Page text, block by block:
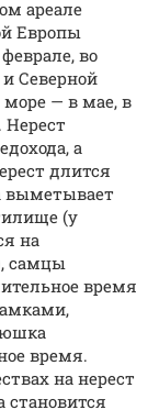
ареале
Европы
во
Северной
— в мае, в
а
длится
выметывает
(у
на
самцы
время
время.
на нерест